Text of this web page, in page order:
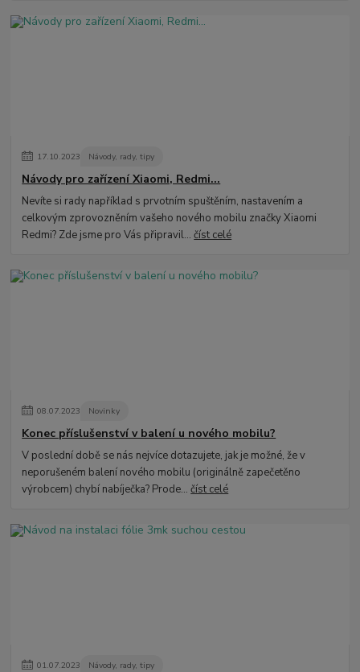
17.10.2023 Návody, rady, tipy
Návody pro zařízení Xiaomi, Redmi...
Nevíte si rady například s prvotním spuštěním, nastavením a
celkovým zprovozněním vašeho nového mobilu značky Xiaomi
Redmi? Zde jsme pro Vás připravil...číst celé
08.07.2023 Novinky
Konec příslušenství v balení u nového mobilu?
V poslední době se nás nejvíce dotazujete, jak je možné, že v
neporušeném balení nového mobilu (originálně zapečetěno
výrobcem) chybí nabíječka? Prode...číst celé
01.07.2023 Návody, rady, tipy